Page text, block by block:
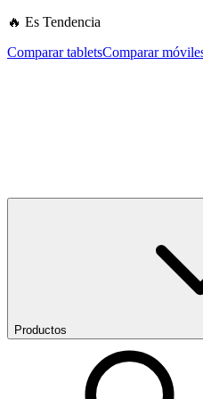
🔥 Es Tendencia
Comparar tabletsComparar
Productos